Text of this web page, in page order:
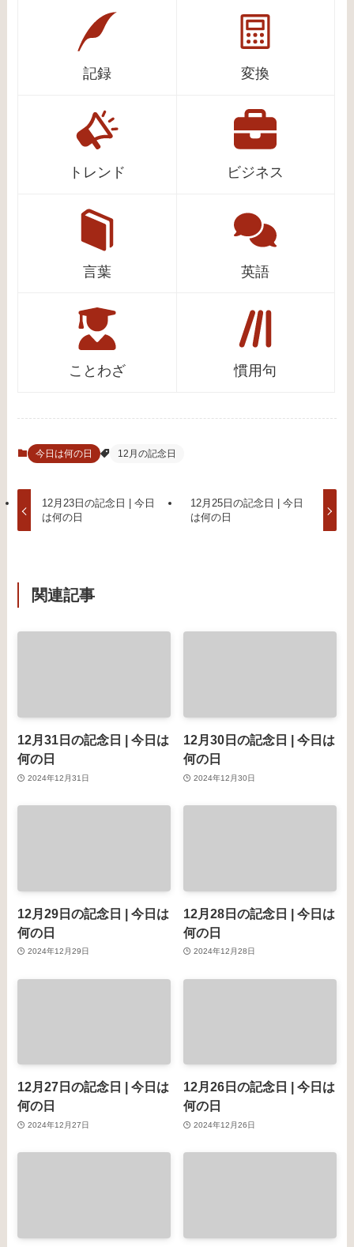
記録 変換
トレンド ビジネス
言葉 英語
ことわざ 慣用句
今日は何の日 12月の記念日
12月23日の記念日 | 今日
は何の日
12月25日の記念日 | 今日
は何の日
関連記事
12月31日の記念日 | 今日は
何の日
2024年12月31日
12月30日の記念日 | 今日は
何の日
2024年12月30日
12月29日の記念日 | 今日は
何の日
2024年12月29日
12月28日の記念日 | 今日は
何の日
2024年12月28日
12月27日の記念日 | 今日は
何の日
2024年12月27日
12月26日の記念日 | 今日は
何の日
2024年12月26日